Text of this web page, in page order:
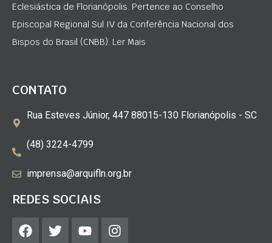
Eclesiástica de Florianópolis. Pertence ao Conselho
Episcopal Regional Sul IV da Conferência Nacional dos
Bispos do Brasil (CNBB). Ler Mais
CONTATO
Rua Esteves Júnior, 447 88015-130 Florianópolis - SC
(48) 3224-4799
imprensa@arquifln.org.br
REDES SOCIAIS